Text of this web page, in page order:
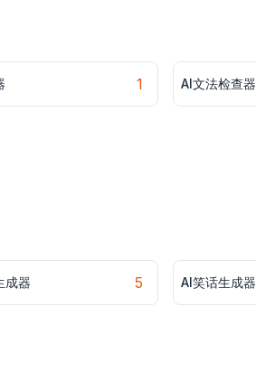
1 AI文法检查器
成器 5 AI笑话生成器